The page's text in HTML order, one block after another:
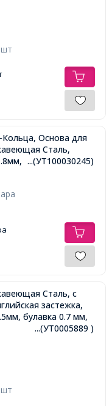
Сталь,
...(УТ100030245)
Сталь, c
застежка,
булавка 0.7 мм,
...(УТ0005889 )